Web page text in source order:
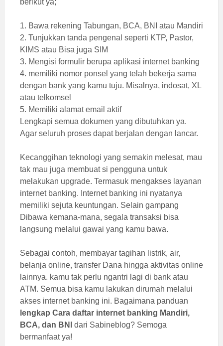
berikut ya;
1. Bawa rekening Tabungan, BCA, BNI atau Mandiri
2. Tunjukkan tanda pengenal seperti KTP, Pastor,
KIMS atau Bisa juga SIM
3. Mengisi formulir berupa aplikasi internet banking
4. memiliki nomor ponsel yang telah bekerja sama
dengan bank yang kamu tuju. Misalnya, indosat, XL
atau telkomsel
5. Memiliki alamat email aktif
Lengkapi semua dokumen yang dibutuhkan ya.
Agar seluruh proses dapat berjalan dengan lancar.
Kecanggihan teknologi yang semakin melesat, mau
tak mau juga membuat si pengguna untuk
melakukan upgrade. Termasuk mengakses layanan
internet banking. Internet banking ini nyatanya
memiliki sejuta keuntungan. Selain gampang
Dibawa kemana-mana, segala transaksi bisa
langsung melalui gawai yang kamu bawa.
Sebagai contoh, membayar tagihan listrik, air,
belanja online, transfer Dana hingga aktivitas online
lainnya. kamu tak perlu ngantri lagi di bank atau
ATM. Semua bisa kamu lakukan dirumah melalui
akses internet banking ini. Bagaimana panduan
lengkap Cara daftar internet banking Mandiri,
BCA, dan BNI
dari Sabineblog? Semoga
bermanfaat ya!